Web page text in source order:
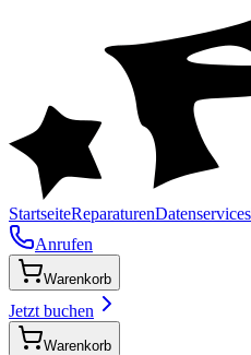
StartseiteReparaturenDatenservices
Anrufen
Warenkorb
Jetzt buchen
Warenkorb